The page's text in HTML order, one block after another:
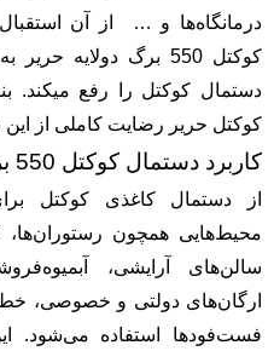
درمانگاه‌ها و … از آن
کوکتل 550 برگ
دستمال کوکتل را رفع میکند.
کوکتل حریر رضایت کاملی از این
کاربرد دستمال کوکتل 550 برگ دولایه حریر
از دستمال کاغذی کوکتل
محیط‌هایی همچون رستوران‌ها،
سالن‌های آرایشی،
ارگان‌های دولتی و خصوصی،
فست‌فودها استفاده می‌شود.